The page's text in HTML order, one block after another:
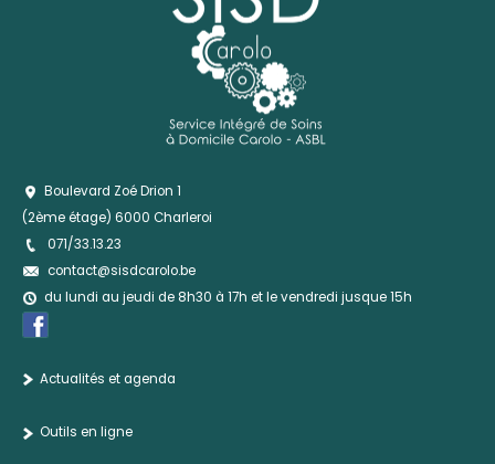
Boulevard Zoé Drion 1
(2ème étage) 6000 Charleroi
071/33.13.23
contact@sisdcarolo.be
du lundi au jeudi de 8h30 à 17h et le vendredi jusque 15h
Actualités et agenda
Outils en ligne